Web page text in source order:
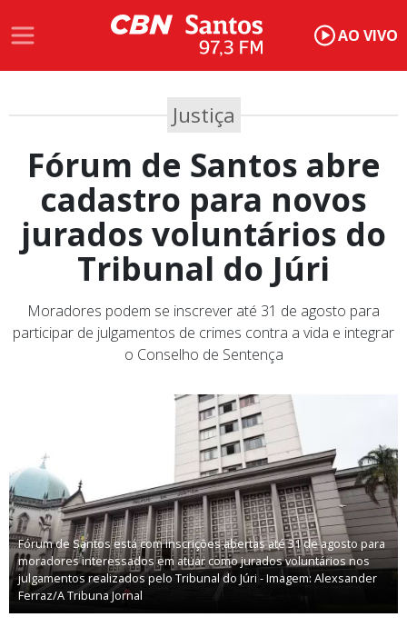
AO VIVO
Justiça
Fórum de Santos abre
cadastro para novos
jurados voluntários do
Tribunal do Júri
Moradores podem se inscrever até 31 de agosto para
participar de julgamentos de crimes contra a vida e integrar
o Conselho de Sentença
Fórum de Santos está com inscrições abertas até 31 de agosto para
moradores interessados em atuar como jurados voluntários nos
julgamentos realizados pelo Tribunal do Júri - Imagem: Alexsander
Ferraz/A Tribuna Jornal